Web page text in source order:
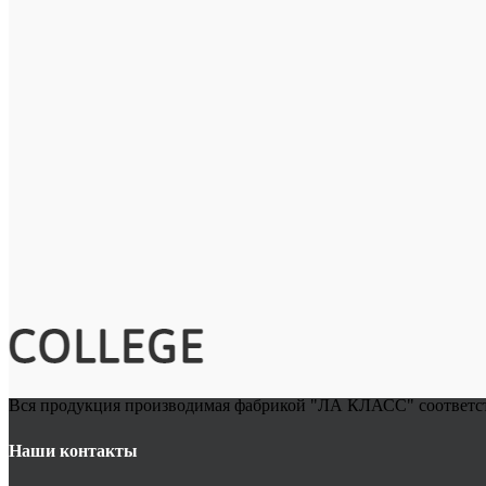
Вся продукция производимая фабрикой "ЛА КЛАСС"
Наши контакты